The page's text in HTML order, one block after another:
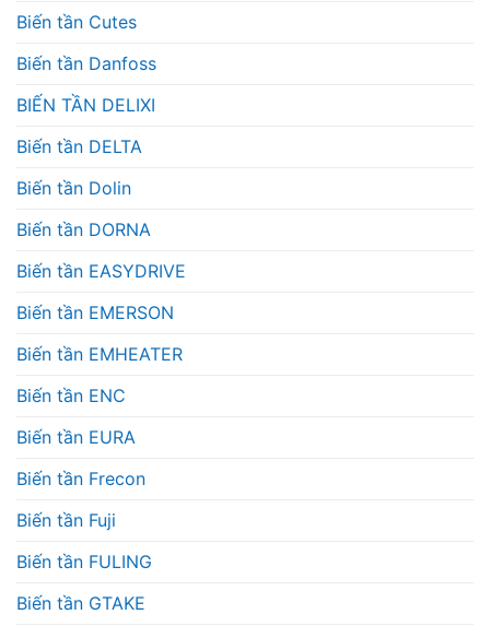
Biến tần Cutes
Biến tần Danfoss
BIẾN TẦN DELIXI
Biến tần DELTA
Biến tần Dolin
Biến tần DORNA
Biến tần EASYDRIVE
Biến tần EMERSON
Biến tần EMHEATER
Biến tần ENC
Biến tần EURA
Biến tần Frecon
Biến tần Fuji
Biến tần FULING
Biến tần GTAKE